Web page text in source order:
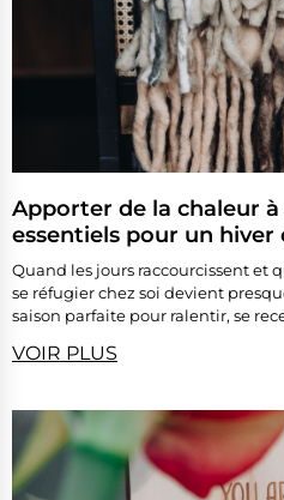
Apporter de la chaleur
essentiels pour un hiver
Quand les jours raccourcissent et
se réfugier chez soi devient
saison parfaite pour ralentir, se
VOIR PLUS